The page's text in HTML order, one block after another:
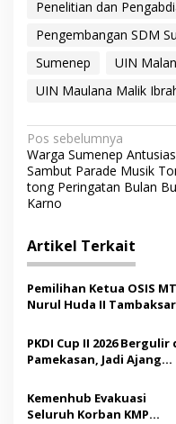
Penelitian dan
Pengembangan SDM
Sumenep
UIN
UIN Maulana Malik
N
a
v
i
g
a
s
i
p
o
s
Pos sebelumnya
Warga Sumenep Antusias
Sambut Parade Musik
tong Peringatan Bulan
Karno
Artikel Terkait
Pemilihan Ketua OSIS
Nurul Huda II
Demokrasi bagi Siswa
PKDI Cup II 2026 Bergulir
Pamekasan, Jadi Ajang
Madura
Kemenhub Evakuasi
Seluruh Korban KMP